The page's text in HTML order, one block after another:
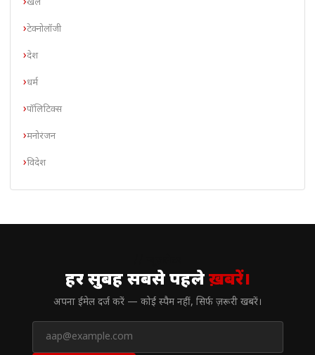
टेक्नोलॉजी
देश
धर्म
पॉलिटिक्स
मनोरंजन
विदेश
हर सुबह सबसे पहलेख़बरें।
अपना ईमेल दर्ज करें — कोई स्पैम नहीं, सिर्फ ज़रूरी खबरें।